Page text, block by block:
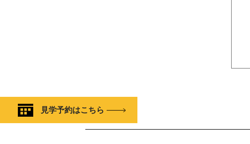
見学予約はこちら